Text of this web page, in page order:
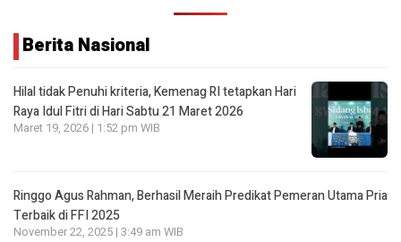
Berita Nasional
Hilal tidak Penuhi kriteria, Kemenag RI tetapkan Hari
Raya Idul Fitri di Hari Sabtu 21 Maret 2026
Maret 19, 2026 | 1:52 pm WIB
Ringgo Agus Rahman, Berhasil Meraih Predikat Pemeran Utama Pria
Terbaik di FFI 2025
November 22, 2025 | 3:49 am WIB